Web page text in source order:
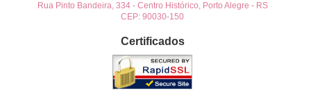
Rua Pinto Bandeira, 334- Centro Histórico, Porto Alegre - RS
CEP: 90030-150
Certificados